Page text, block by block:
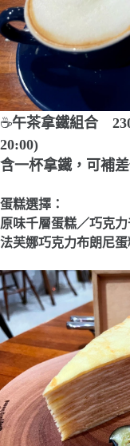
☕午茶拿鐵組合
20:00)
含一杯拿鐵，可補
蛋糕選擇：
原味千層蛋糕／巧克
法芙娜巧克力布朗尼